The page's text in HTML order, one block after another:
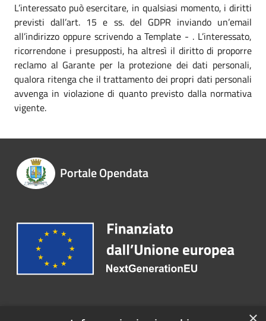
L’interessato può esercitare, in qualsiasi momento, i diritti
previsti dall’art. 15 e ss. del GDPR inviando un’email
all’indirizzo oppure scrivendo a Template - . L’interessato,
ricorrendone i presupposti, ha altresì il diritto di proporre
reclamo al Garante per la protezione dei dati personali,
qualora ritenga che il trattamento dei propri dati personali
avvenga in violazione di quanto previsto dalla normativa
vigente.
Portale Opendata
Recapiti e contatti